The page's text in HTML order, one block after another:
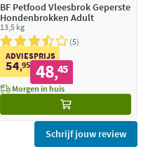
BF Petfood Vleesbrok Geperste
Hondenbrokken Adult
13,5 kg
5
ADVIESPRIJS
54,95 48,45
Morgen in huis
Schrijf jouw review